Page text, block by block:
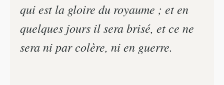
qui est la gloire du royaume ; et en
quelques jours il sera brisé, et ce ne
sera ni par colère, ni en guerre.